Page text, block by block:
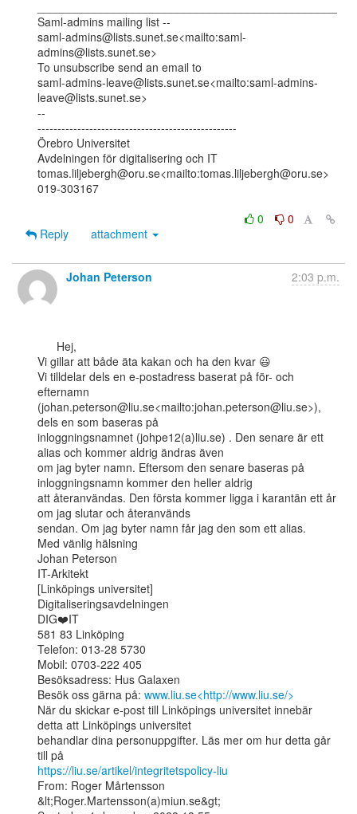
Saml-admins mailing list --
saml-admins@lists.sunet.se<mailto:saml-
admins@lists.sunet.se>
To unsubscribe send an email to
saml-admins-leave@lists.sunet.se<mailto:saml-admins-
leave@lists.sunet.se>
--
--------------------------------------------------
Örebro Universitet
Avdelningen för digitalisering och IT
tomas.liljebergh@oru.se<mailto:tomas.liljebergh@oru.se>
019-303167
0
0
Reply
attachment
Johan Peterson 2:03 p.m.
Vi gillar att både äta kakan och ha den kvar 😃
Vi tilldelar dels en e-postadress baserat på för- och
efternamn
(johan.peterson@liu.se<mailto:johan.peterson@liu.se>),
dels en som baseras på
inloggningsnamnet (johpe12(a)liu.se) . Den senare är ett
alias och kommer aldrig ändras även
om jag byter namn. Eftersom den senare baseras på
inloggningsnamn kommer den heller aldrig
att återanvändas. Den första kommer ligga i karantän ett år
om jag slutar och återanvänds
sendan. Om jag byter namn får jag den som ett alias.
Med vänlig hälsning
Johan Peterson
IT-Arkitekt
[Linköpings universitet]
Digitaliseringsavdelningen
DIG❤️IT
581 83 Linköping
Telefon: 013-28 5730
Mobil: 0703-222 405
Besöksadress: Hus Galaxen
Besök oss gärna på: www.liu.se<http://www.liu.se/>
När du skickar e-post till Linköpings universitet innebär
detta att Linköpings universitet
behandlar dina personuppgifter. Läs mer om hur detta går
https://liu.se/artikel/integritetspolicy-liu
From: Roger Mårtensson
&lt;Roger.Martensson(a)miun.se&gt;